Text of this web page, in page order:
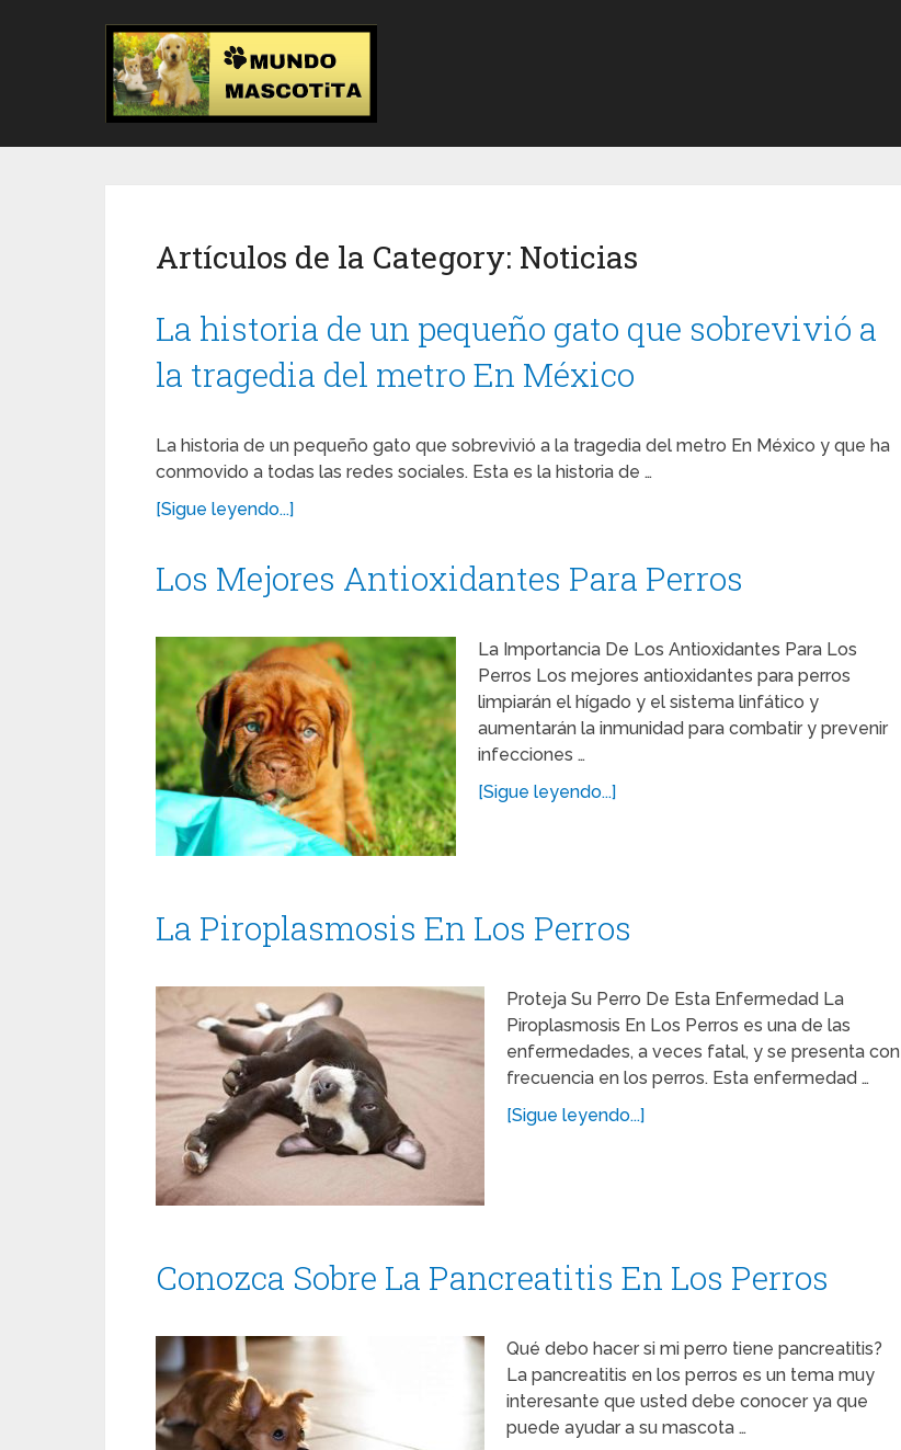
Artículos de la Category: Noticias
La historia de un pequeño gato que sobrevivió a
la tragedia del metro En México
La historia de un pequeño gato que sobrevivió a la tragedia del metro En México y que ha
conmovido a todas las redes sociales. Esta es la historia de …
[Sigue leyendo...]
Los Mejores Antioxidantes Para Perros
La Importancia De Los Antioxidantes Para Los
Perros Los mejores antioxidantes para perros
limpiarán el hígado y el sistema linfático y
aumentarán la inmunidad para combatir y prevenir
infecciones …
[Sigue leyendo...]
La Piroplasmosis En Los Perros
Proteja Su Perro De Esta Enfermedad La
Piroplasmosis En Los Perros es una de las
enfermedades, a veces fatal, y se presenta con
frecuencia en los perros. Esta enfermedad …
[Sigue leyendo...]
Conozca Sobre La Pancreatitis En Los Perros
Qué debo hacer si mi perro tiene pancreatitis?
La pancreatitis en los perros es un tema muy
interesante que usted debe conocer ya que
puede ayudar a su mascota …